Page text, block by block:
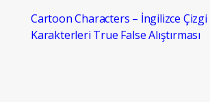
Cartoon Characters – İngilizce Çizgi
Karakterleri True False Alıştırması